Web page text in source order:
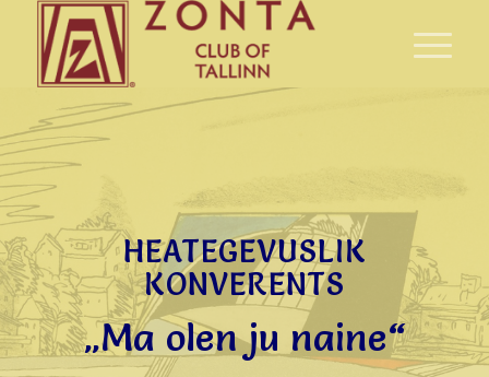
HEATEGEVUSLIK
KONVERENTS
„Ma olen ju naine“